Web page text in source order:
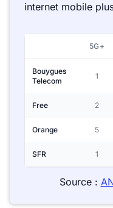
internet mobile
5G+
Bouygues
Telecom
1
Free 2
Orange 5
SFR 1
Source :